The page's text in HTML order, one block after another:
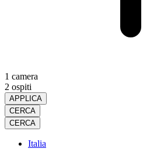
1 camera
2 ospiti
APPLICA
CERCA
CERCA
Italia